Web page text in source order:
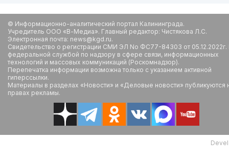
© Информационно-аналитический портал Калининграда.
Учредитель ООО «В-Медиа». Главный редактор: Чистякова Л.С.
Электронная почта: news@kgd.ru.
Свидетельство о регистрации СМИ ЭЛ No ФС77-84303 от
федеральной службой по надзору в сфере связи, информационных
технологий и массовых коммуникаций (Роскомнадзор).
Перепечатка информации возможна только с указанием активной
гиперссылки.
Материалы в разделах «Новости» и «Деловые новости» публикуются
правах рекламы.